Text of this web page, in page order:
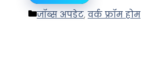
Categories
जॉब्स अपडेट, वर्क फ्रॉम होम